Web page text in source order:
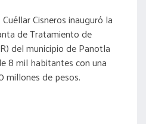
Cisneros inauguró la
de Tratamiento de
del municipio de Panotla
8 mil habitantes con una
millones de pesos.